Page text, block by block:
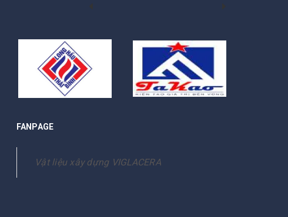
FANPAGE
Vật liệu xây dựng VIGLACERA